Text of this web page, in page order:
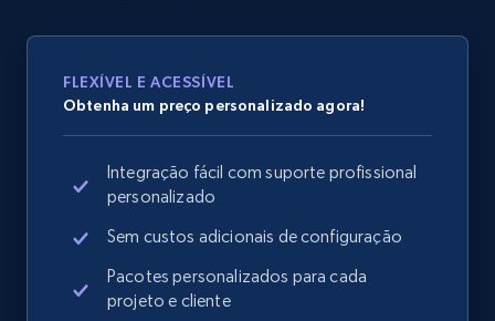
2.4K+ 199+ Comece agora
web using keywords
URL, Product id, Title, Product description,
Rating, Reviews count, Images, Variations, and
FLEXÍVEL E ACESSÍVEL
Obtenha um preço personalizado agora!
Integração fácil com suporte profissional
personalizado
Sem custos adicionais de configuração
Pacotes personalizados para cada
projeto e cliente